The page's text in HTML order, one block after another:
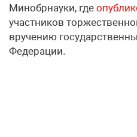
Минобрнауки, где
участников
вручению
Федерации.